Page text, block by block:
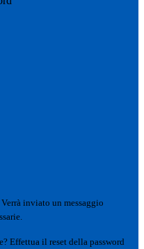
Verrà inviato un messaggio
Effettua il reset della password